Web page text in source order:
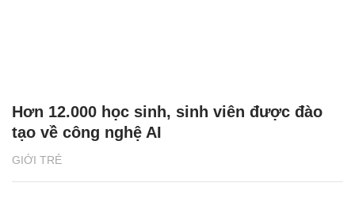
GIỚI TRẺ
Hơn 12.000 học sinh, sinh viên được đào
tạo về công nghệ AI